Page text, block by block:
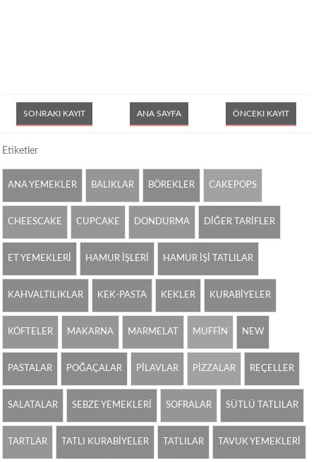
SONRAKI KAYIT ÖNCEKI KAYIT
ANA SAYFA
Etiketler
ANA YEMEKLER BALIKLAR BÖREKLER CAKEPOPS
CHEESCAKE CUPCAKE DONDURMA DİĞER TARİFLER
ET YEMEKLERİ HAMUR İŞLERİ HAMUR İŞİ TATLILAR
KAHVALTILIKLAR KEK-PASTA KEKLER KURABİYELER
KÖFTELER MAKARNA MARMELAT MUFFİN NEW
PASTALAR POĞAÇALAR PİLAVLAR PİZZALAR REÇELLER
SALATALAR SEBZE YEMEKLERİ SOFRALAR SÜTLÜ TATLILAR
TARTLAR TATLI KURABİYELER TATLILAR TAVUK YEMEKLERİ